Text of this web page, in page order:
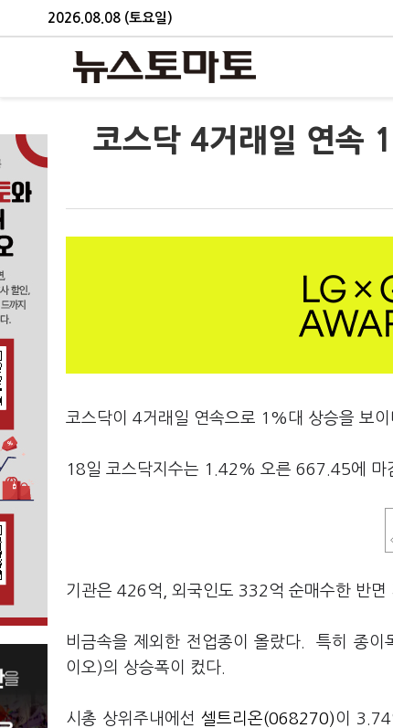
2026.08.08 (토요일)
코스닥 4거래일 연속
코스닥이 4거래일 연속으로 1%대 상승을 보
18일 코스닥지수는 1.42% 오른 667.45에 마
기관은 426억, 외국인도 332억 순매수한 반면
비금속을 제외한 전업종이 올랐다. 특히 종이
이오)의 상승폭이 컸다.
시총 상위주내에선 셀트리온(068270)이